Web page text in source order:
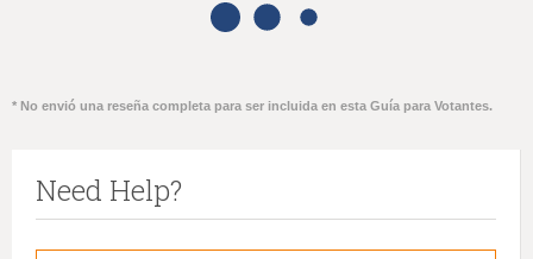
* No envió una reseña completa para ser incluida en esta Guía para Votantes.
Need Help?